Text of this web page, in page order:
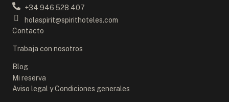
+34 946 528 407
holaspirit@spirithoteles.com
Contacto
Trabaja con nosotros
Blog
Mi reserva
Aviso legal y Condiciones generales